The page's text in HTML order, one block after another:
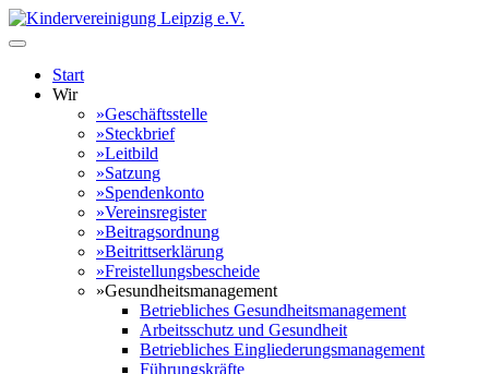
Start
Wir
»Geschäftsstelle
»Steckbrief
»Leitbild
»Satzung
»Spendenkonto
»Vereinsregister
»Beitragsordnung
»Beitrittserklärung
»Freistellungsbescheide
»Gesundheitsmanagement
Betriebliches Gesundheitsmanagement
Arbeitsschutz und Gesundheit
Betriebliches Eingliederungsmanagement
Führungskräfte